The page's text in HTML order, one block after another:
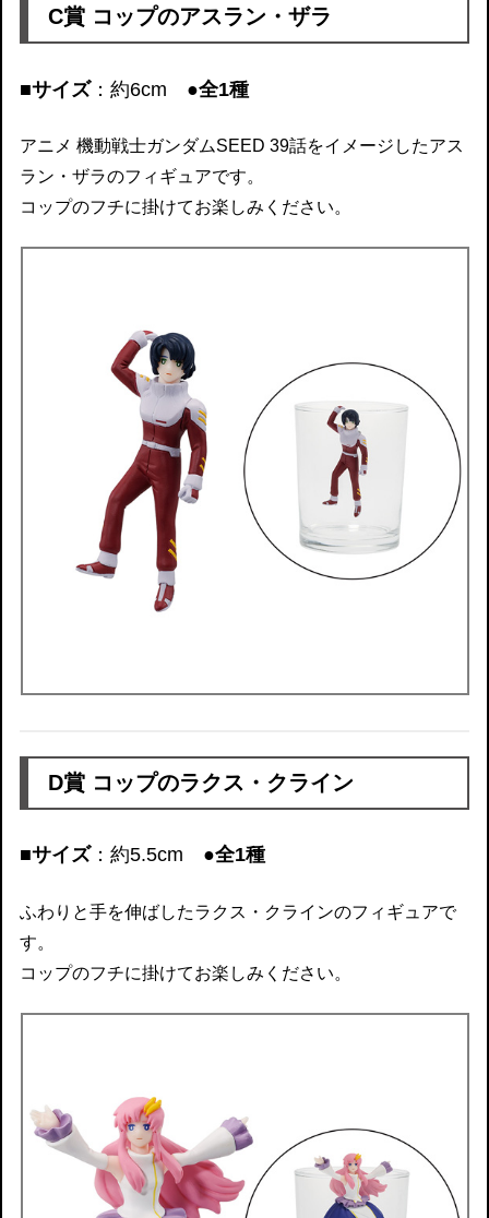
C賞 コップのアスラン・ザラ
■サイズ：約6cm ●全1種
アニメ 機動戦士ガンダムSEED 39話をイメージしたアス
ラン・ザラのフィギュアです。
コップのフチに掛けてお楽しみください。
D賞 コップのラクス・クライン
■サイズ：約5.5cm ●全1種
ふわりと手を伸ばしたラクス・クラインのフィギュアで
す。
コップのフチに掛けてお楽しみください。